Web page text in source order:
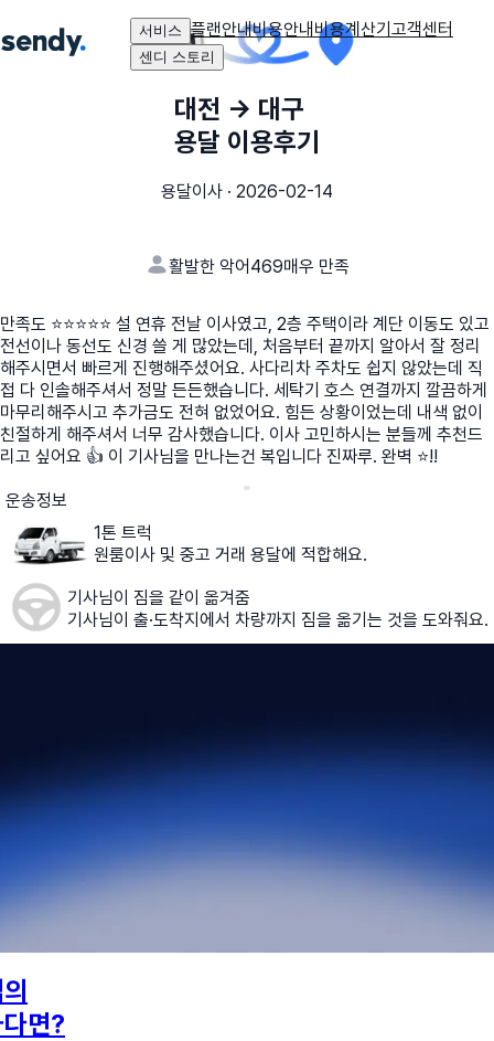
서비스 플랜안내비용안내비용계산기고객센터
센디 스토리
대전 → 대구
용달 이용후기
용달이사 · 2026-02-14
활발한 악어469매우 만족
만족도 ⭐⭐⭐⭐⭐ 설 연휴 전날 이사였고, 2층 주택이라 계단 이동도 있고
전선이나 동선도 신경 쓸 게 많았는데, 처음부터 끝까지 알아서 잘 정리
해주시면서 빠르게 진행해주셨어요. 사다리차 주차도 쉽지 않았는데 직
접 다 인솔해주셔서 정말 든든했습니다. 세탁기 호스 연결까지 깔끔하게
마무리해주시고 추가금도 전혀 없었어요. 힘든 상황이었는데 내색 없이
친절하게 해주셔서 너무 감사했습니다. 이사 고민하시는 분들께 추천드
리고 싶어요 👍 이 기사님을 만나는건 복입니다 진짜루. 완벽 ⭐!!
운송정보
1톤 트럭
원룸이사 및 중고 거래 용달에 적합해요.
기사님이 짐을 같이 옮겨줌
기사님이 출·도착지에서 차량까지 짐을 옮기는 것을 도와줘요.
면?